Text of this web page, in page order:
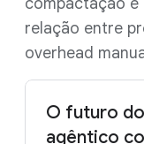
relação entre
overhead
O futuro
agêntico